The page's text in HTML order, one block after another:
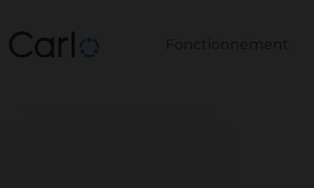
Fonctionnement